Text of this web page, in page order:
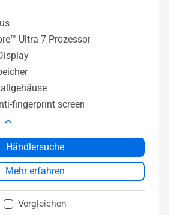
Ultra 7 Prozessor
fingerprint screen
Händlersuche
Mehr erfahren
Vergleichen